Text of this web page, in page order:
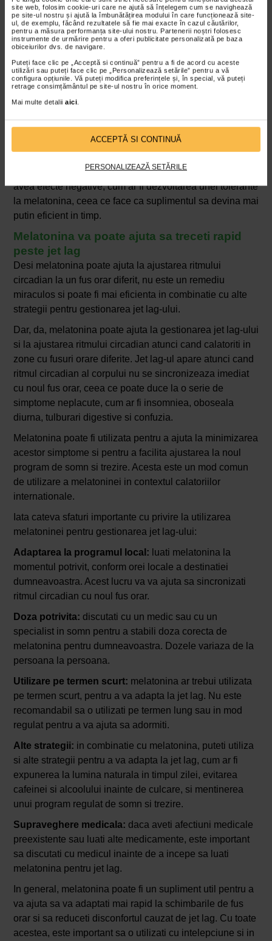
site web, folosim cookie-uri care ne ajută să înțelegem cum se navighează
pe site-ul nostru și ajută la îmbunătățirea modului în care funcționează site-
ul, de exemplu, făcând rezultatele să fie mai exacte în cazul căutărilor,
pentru a măsura performanța site-ului nostru. Partenerii noștri folosesc
instrumente de urmărire pentru a oferi publicitate personalizată pe baza
obiceiurilor dvs. de navigare.
Puteți face clic pe „Acceptă si continuă” pentru a fi de acord cu aceste
utilizări sau puteți face clic pe „Personalizează setările” pentru a vă
configura opțiunile. Vă puteți modifica preferințele și, în special, vă puteți
retrage consimțământul pe site-ul nostru în orice moment.
Mai multe detalii aici
ACCEPTĂ SI CONTINUĂ
PERSONALIZEAZĂ SETĂRILE
Toleranta si dependenta
Utilizarea pe termen lung sau in doze mari poate duce la
dezvoltarea unei tolerante la melatonina, ceea ce
inseamna ca poate deveni mai putin eficienta. De
asemenea, unele persoane pot deveni dependente de
melatonina pentru a adormi.
Cu cat luati mai multa melatonina, cu atat
veti dormi mai bine
variaza de la o persoana la alta, dar dozele mari pot
avea efecte negative, cum ar fi dezvoltarea unei tolerante
la melatonina, ceea ce face ca suplimentul sa devina mai
putin eficient in timp.
Melatonina va poate ajuta sa treceti rapid
peste jet lag
Desi melatonina poate ajuta la ajustarea ritmului
circadian la un fus orar diferit, nu este un remediu
miraculos si poate fi mai eficienta in combinatie cu alte
strategii pentru gestionarea jet lag-ului.
Dar, da, melatonina poate ajuta la gestionarea jet lag-ului
si la ajustarea ritmului circadian atunci cand calatoriti in
zone cu fusuri orare diferite. Jet lag-ul apare atunci cand
ritmul circadian al corpului nu se sincronizeaza imediat
cu noul fus orar, ceea ce poate duce la o serie de
simptome neplacute, cum ar fi insomniea, oboseala
diurna, tulburari digestive si confuzia.
Melatonina poate fi utilizata pentru a ajuta la minimizarea
acestor simptome si pentru a facilita ajustarea la noul
program de somn si trezire. Acesta este un mod comun
de utilizare a melatoninei in contextul calatoriilor
internationale.
Iata cateva sfaturi importante cu privire la utilizarea
melatoninei pentru gestionarea jet lag-ului:
Adaptarea la programul local: luati melatonina la
momentul potrivit, conform orei locale a destinatiei
dumneavoastra. Acest lucru va va ajuta sa sincronizati
ritmul circadian cu noul fus orar.
Doza potrivita: discutati cu un medic sau cu un
specialist in somn pentru a stabili doza corecta de
melatonina pentru dumneavoastra. Dozele variaza de la
persoana la persoana.
Utilizare pe termen scurt: melatonina ar trebui utilizata
pe termen scurt, pentru a va adapta la jet lag. Nu este
recomandabil sa o utilizati pe termen lung sau in mod
regulat pentru a va ajuta sa adormiti.
Alte strategii: in combinatie cu melatonina, puteti utiliza
si alte strategii pentru a va adapta la jet lag, cum ar fi
expunerea la lumina naturala in timpul zilei, evitarea
cafeinei si alcoolului inainte de culcare, si mentinerea
unui program regulat de somn si trezire.
Supraveghere medicala: daca aveti afectiuni medicale
preexistente sau luati alte medicamente, este important
sa discutati cu medicul inainte de a incepe sa luati
melatonina pentru jet lag.
In general, melatonina poate fi un supliment util pentru a
va ajuta sa va adaptati mai rapid la schimbarile de fus
orar si sa reduceti disconfortul cauzat de jet lag. Cu toate
acestea, este important sa o utilizati cu intelepciune si in